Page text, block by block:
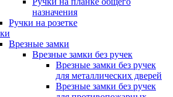
назначения
Ручки на розетке
Врезные замки
Врезные замки без ручек
Врезные замки без ручек
для металлических дверей
Врезные замки без ручек